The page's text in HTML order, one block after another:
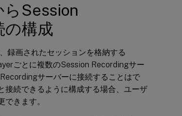
Session
の構成
録画されたセッションを格納する
ごとに複数のSession Recordingサー
サーバーに接続することはで
続できるように構成する場合、ユーザ
きます。